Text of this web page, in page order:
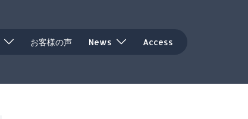
お客様の声 News Access